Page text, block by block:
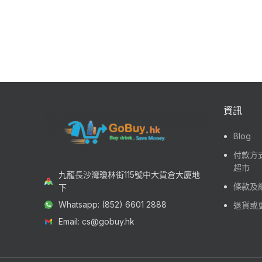
九龍長沙灣瓊林街115號中大貨倉大廈地
下
Whatsapp: (852) 6601 2888
Email: cs@gobuy.hk
資訊
Blog
付款方
超市
條款及
退貨或